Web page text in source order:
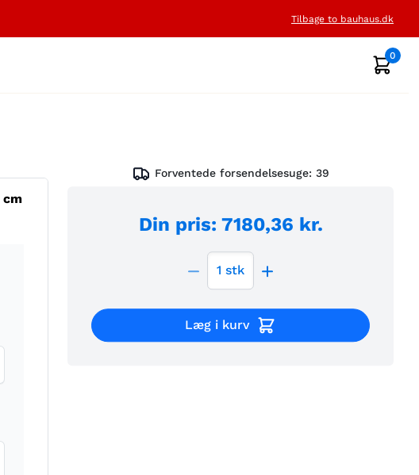
Tilbage to bauhaus.dk
0
cm
Forventede forsendelsesuge: 39
Din pris: 7180,36 kr.
1 stk
Læg i kurv